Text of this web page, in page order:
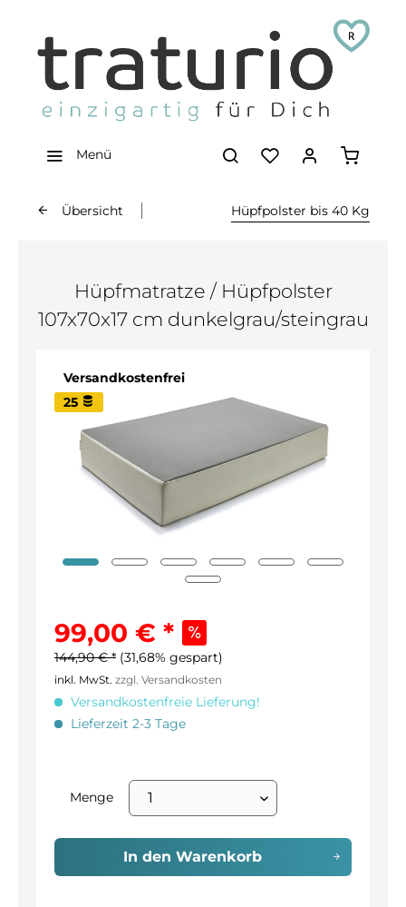
Menü
Übersicht Hüpfpolster bis 40 Kg
Hüpfmatratze / Hüpfpolster
107x70x17 cm dunkelgrau/steingrau
Versandkostenfrei
25
99,00 € *
144,90 € * (31,68% gespart)
inkl. MwSt. zzgl. Versandkosten
Versandkostenfreie Lieferung!
Lieferzeit 2-3 Tage
Menge
In den Warenkorb